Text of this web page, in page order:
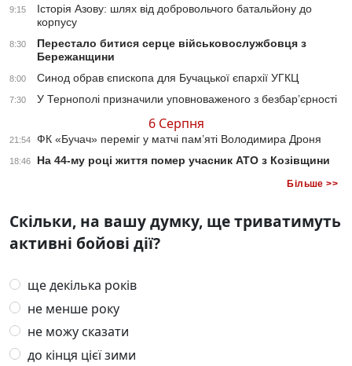
9:15
Історія Азову: шлях від добровольчого батальйону до
корпусу
8:30
Перестало битися серце військовослужбовця з
Бережанщини
8:00 Синод обрав єпископа для Бучацької єпархії УГКЦ
7:30 У Тернополі призначили уповноваженого з безбар’єрності
6 Серпня
21:54 ФК «Бучач» переміг у матчі пам’яті Володимира Дроня
18:46 На 44-му році життя помер учасник АТО з Козівщини
Більше >>
Скільки, на вашу думку, ще триватимуть
активні бойові дії?
ще декілька років
не менше року
не можу сказати
до кінця цієї зими